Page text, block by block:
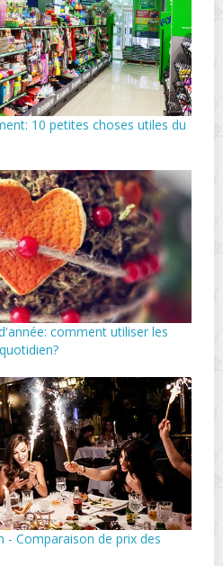
10 petites choses utiles du
comment utiliser les
- Comparaison de prix des